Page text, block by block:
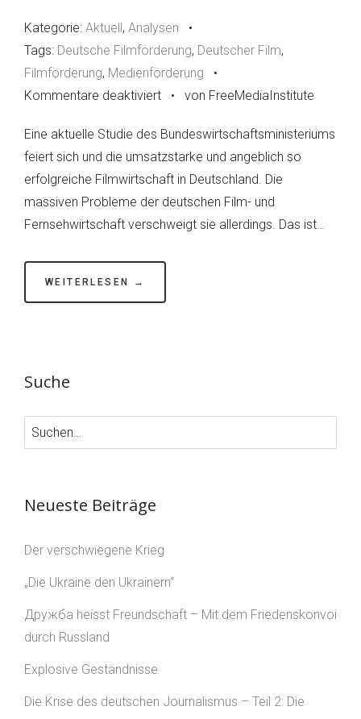
Kategorie: Aktuell, Analysen •
Tags: Deutsche Filmförderung, Deutscher Film,
Filmförderung, Medienförderung •
Kommentare deaktiviert für
in
Deutschland
„fördert“
am
Wesen
vorbei
• von FreeMediaInstitute
Eine aktuelle Studie des Bundeswirtschaftsministeriums
feiert sich und die umsatzstarke und angeblich so
erfolgreiche Filmwirtschaft in Deutschland. Die
massiven Probleme der deutschen Film- und
Fernsehwirtschaft verschweigt sie allerdings. Das ist…
WEITERLESEN →
Suche
Neueste Beiträge
Der verschwiegene Krieg
„Die Ukraine den Ukrainern“
Дружба heisst Freundschaft – Mit dem Friedenskonvoi
durch Russland
Explosive Geständnisse
Die Krise des deutschen Journalismus – Teil 2: Die